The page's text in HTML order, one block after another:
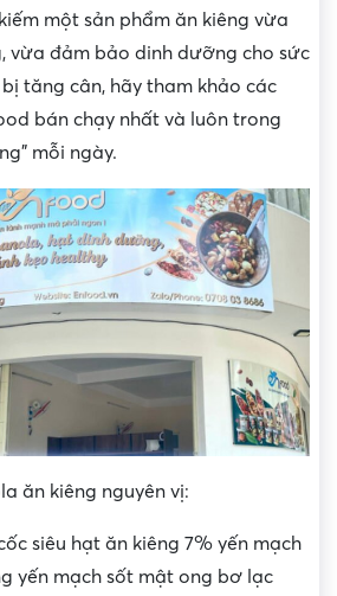
một sản phẩm ăn kiêng vừa
vừa đảm bảo dinh dưỡng cho sức
tăng cân, hãy tham khảo các
bán chạy nhất và luôn trong
mỗi ngày.
ăn kiêng nguyên vị:
siêu hạt ăn kiêng 7% yến mạch
yến mạch sốt mật ong bơ lạc